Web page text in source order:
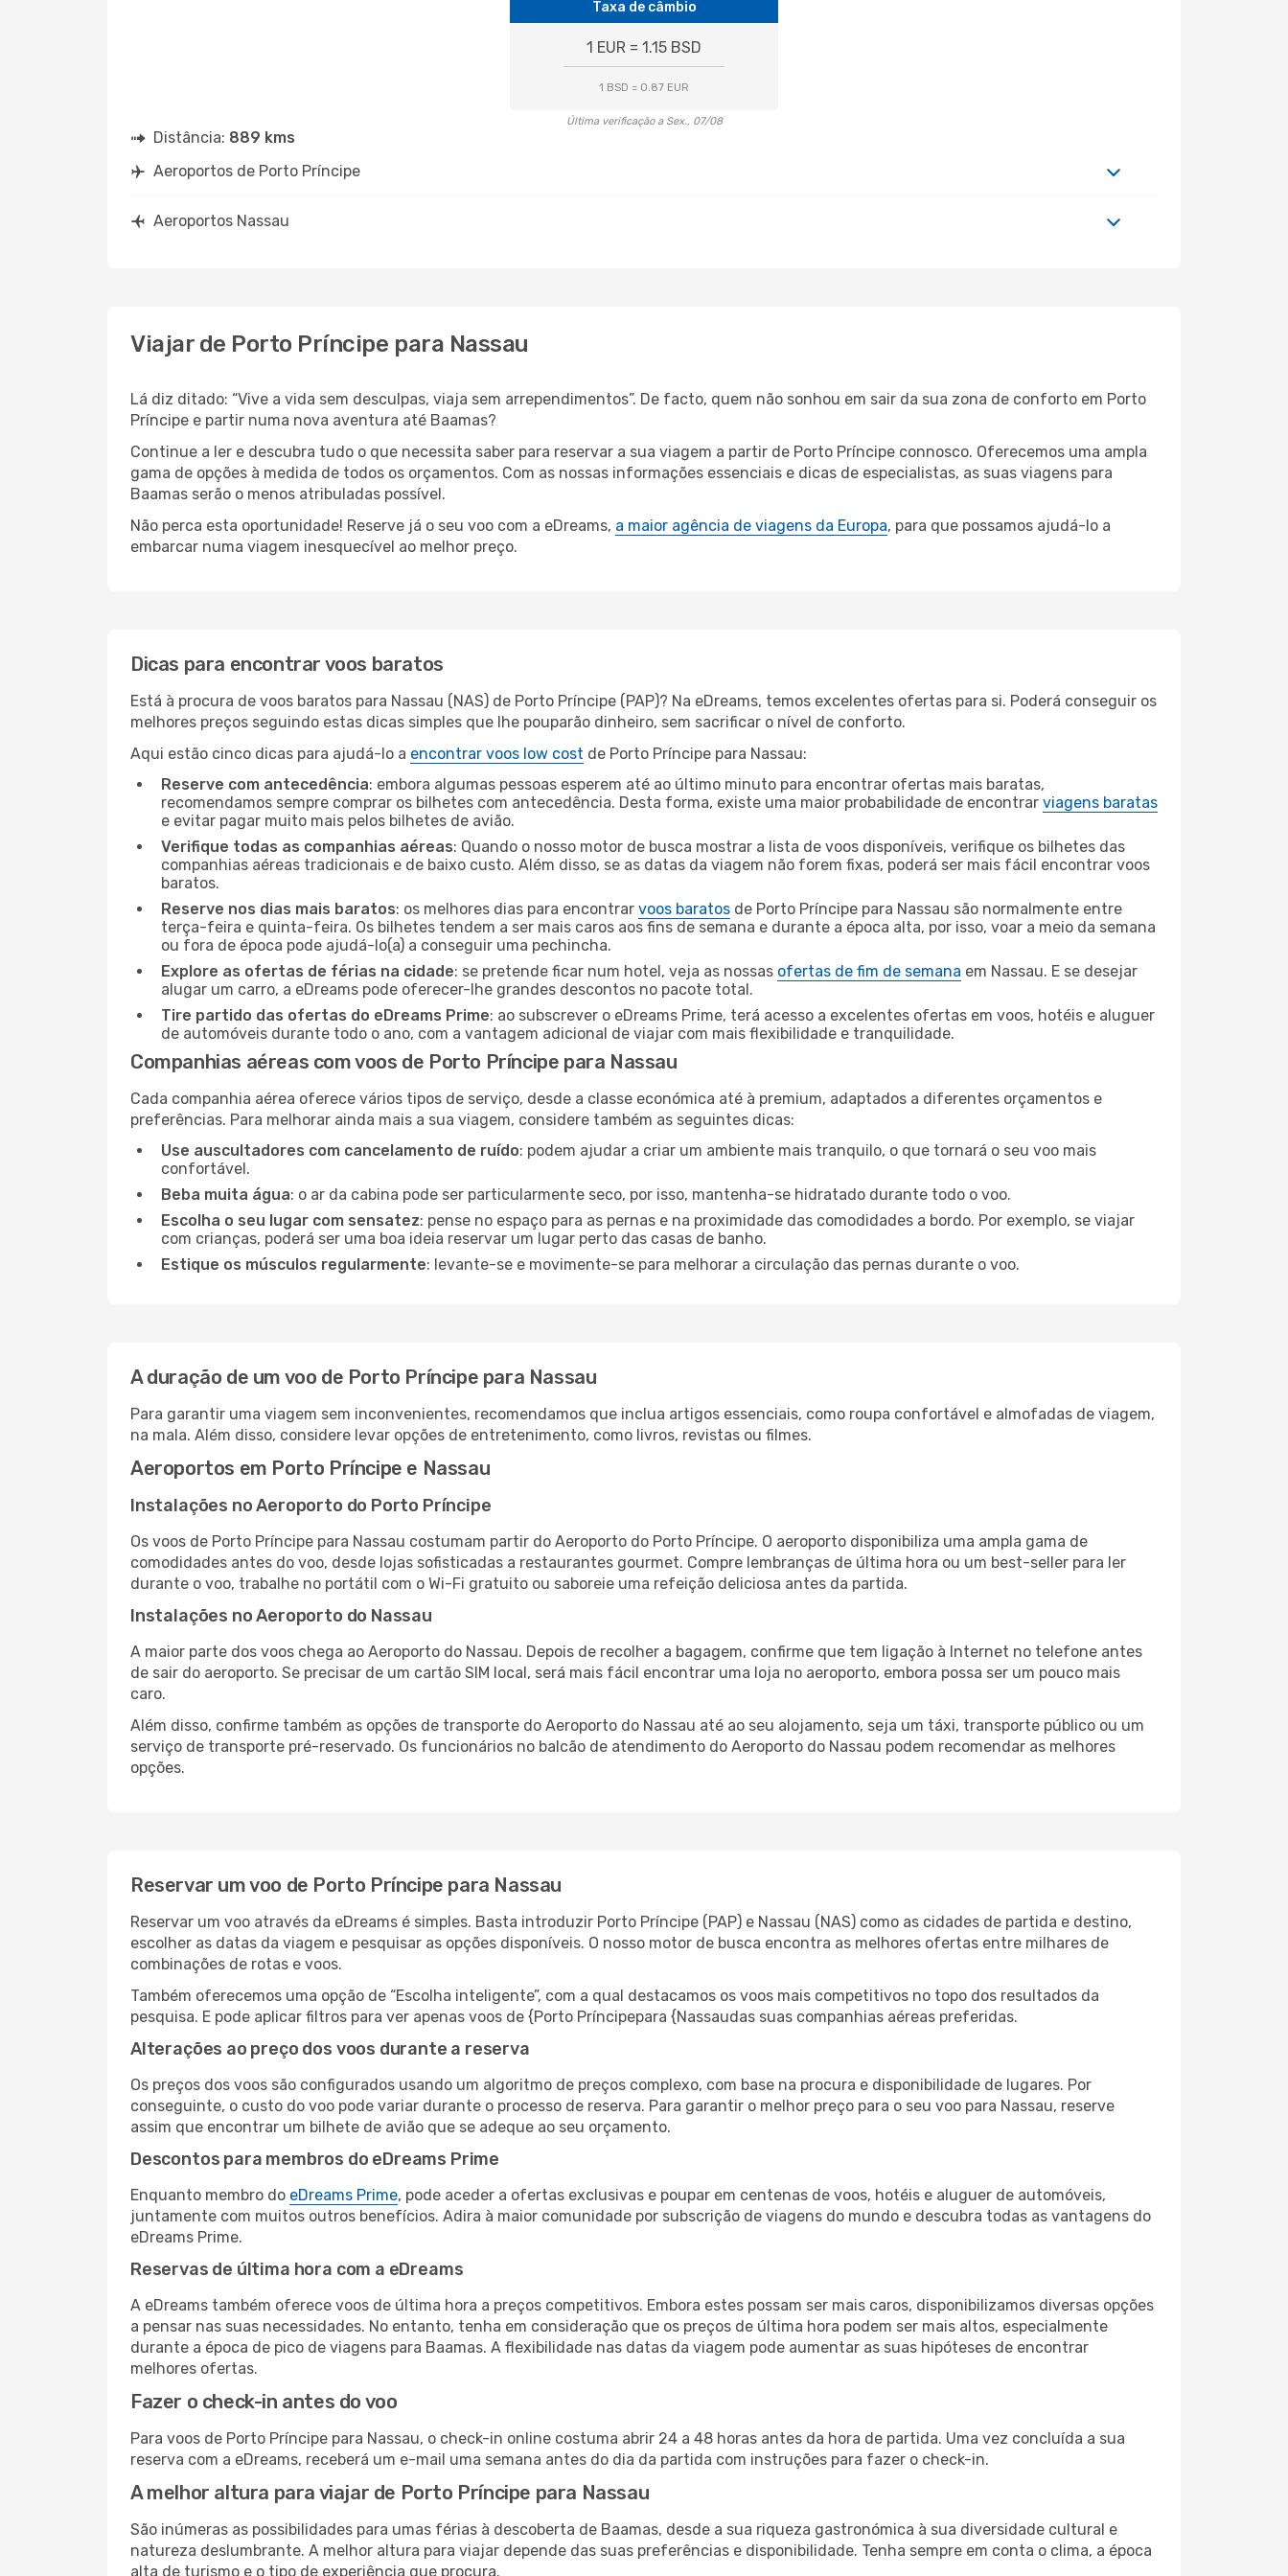
Taxa de câmbio
1 EUR = 1.15 BSD
1 BSD = 0.87 EUR
Última verificação a Sex., 07/08
Distância: 889 kms
Aeroportos de Porto Príncipe
Aeroportos Nassau
Viajar de Porto Príncipe para Nassau
Lá diz ditado: “Vive a vida sem desculpas, viaja sem arrependimentos”. De facto, quem não sonhou em sair da sua zona de conforto em Porto
Príncipe e partir numa nova aventura até Baamas?
Continue a ler e descubra tudo o que necessita saber para reservar a sua viagem a partir de Porto Príncipe connosco. Oferecemos uma ampla
gama de opções à medida de todos os orçamentos. Com as nossas informações essenciais e dicas de especialistas, as suas viagens para
Baamas serão o menos atribuladas possível.
Não perca esta oportunidade! Reserve já o seu voo com a eDreams, a maior agência de viagens da Europa, para que possamos ajudá-lo a
embarcar numa viagem inesquecível ao melhor preço.
Dicas para encontrar voos baratos
Está à procura de voos baratos para Nassau (NAS) de Porto Príncipe (PAP)? Na eDreams, temos excelentes ofertas para si. Poderá conseguir os
melhores preços seguindo estas dicas simples que lhe pouparão dinheiro, sem sacrificar o nível de conforto.
Aqui estão cinco dicas para ajudá-lo a encontrar voos low cost de Porto Príncipe para Nassau:
Reserve com antecedência: embora algumas pessoas esperem até ao último minuto para encontrar ofertas mais baratas,
recomendamos sempre comprar os bilhetes com antecedência. Desta forma, existe uma maior probabilidade de encontrar viagens baratas
e evitar pagar muito mais pelos bilhetes de avião.
Verifique todas as companhias aéreas: Quando o nosso motor de busca mostrar a lista de voos disponíveis, verifique os bilhetes das
companhias aéreas tradicionais e de baixo custo. Além disso, se as datas da viagem não forem fixas, poderá ser mais fácil encontrar voos
baratos.
Reserve nos dias mais baratos: os melhores dias para encontrar voos baratos de Porto Príncipe para Nassau são normalmente entre
terça-feira e quinta-feira. Os bilhetes tendem a ser mais caros aos fins de semana e durante a época alta, por isso, voar a meio da semana
ou fora de época pode ajudá-lo(a) a conseguir uma pechincha.
Explore as ofertas de férias na cidade: se pretende ficar num hotel, veja as nossas ofertas de fim de semana em Nassau. E se desejar
alugar um carro, a eDreams pode oferecer-lhe grandes descontos no pacote total.
Tire partido das ofertas do eDreams Prime: ao subscrever o eDreams Prime, terá acesso a excelentes ofertas em voos, hotéis e aluguer
de automóveis durante todo o ano, com a vantagem adicional de viajar com mais flexibilidade e tranquilidade.
Companhias aéreas com voos de Porto Príncipe para Nassau
Cada companhia aérea oferece vários tipos de serviço, desde a classe económica até à premium, adaptados a diferentes orçamentos e
preferências. Para melhorar ainda mais a sua viagem, considere também as seguintes dicas:
Use auscultadores com cancelamento de ruído: podem ajudar a criar um ambiente mais tranquilo, o que tornará o seu voo mais
confortável.
Beba muita água: o ar da cabina pode ser particularmente seco, por isso, mantenha-se hidratado durante todo o voo.
Escolha o seu lugar com sensatez: pense no espaço para as pernas e na proximidade das comodidades a bordo. Por exemplo, se viajar
com crianças, poderá ser uma boa ideia reservar um lugar perto das casas de banho.
Estique os músculos regularmente: levante-se e movimente-se para melhorar a circulação das pernas durante o voo.
A duração de um voo de Porto Príncipe para Nassau
Para garantir uma viagem sem inconvenientes, recomendamos que inclua artigos essenciais, como roupa confortável e almofadas de viagem,
na mala. Além disso, considere levar opções de entretenimento, como livros, revistas ou filmes.
Aeroportos em Porto Príncipe e Nassau
Instalações no Aeroporto do Porto Príncipe
Os voos de Porto Príncipe para Nassau costumam partir do Aeroporto do Porto Príncipe. O aeroporto disponibiliza uma ampla gama de
comodidades antes do voo, desde lojas sofisticadas a restaurantes gourmet. Compre lembranças de última hora ou um best-seller para ler
durante o voo, trabalhe no portátil com o Wi-Fi gratuito ou saboreie uma refeição deliciosa antes da partida.
Instalações no Aeroporto do Nassau
A maior parte dos voos chega ao Aeroporto do Nassau. Depois de recolher a bagagem, confirme que tem ligação à Internet no telefone antes
de sair do aeroporto. Se precisar de um cartão SIM local, será mais fácil encontrar uma loja no aeroporto, embora possa ser um pouco mais
caro.
Além disso, confirme também as opções de transporte do Aeroporto do Nassau até ao seu alojamento, seja um táxi, transporte público ou um
serviço de transporte pré-reservado. Os funcionários no balcão de atendimento do Aeroporto do Nassau podem recomendar as melhores
opções.
Reservar um voo de Porto Príncipe para Nassau
Reservar um voo através da eDreams é simples. Basta introduzir Porto Príncipe (PAP) e Nassau (NAS) como as cidades de partida e destino,
escolher as datas da viagem e pesquisar as opções disponíveis. O nosso motor de busca encontra as melhores ofertas entre milhares de
combinações de rotas e voos.
Também oferecemos uma opção de “Escolha inteligente”, com a qual destacamos os voos mais competitivos no topo dos resultados da
pesquisa. E pode aplicar filtros para ver apenas voos de {Porto Príncipepara {Nassaudas suas companhias aéreas preferidas.
Alterações ao preço dos voos durante a reserva
Os preços dos voos são configurados usando um algoritmo de preços complexo, com base na procura e disponibilidade de lugares. Por
conseguinte, o custo do voo pode variar durante o processo de reserva. Para garantir o melhor preço para o seu voo para Nassau, reserve
assim que encontrar um bilhete de avião que se adeque ao seu orçamento.
Descontos para membros do eDreams Prime
Enquanto membro do eDreams Prime, pode aceder a ofertas exclusivas e poupar em centenas de voos, hotéis e aluguer de automóveis,
juntamente com muitos outros benefícios. Adira à maior comunidade por subscrição de viagens do mundo e descubra todas as vantagens do
eDreams Prime.
Reservas de última hora com a eDreams
A eDreams também oferece voos de última hora a preços competitivos. Embora estes possam ser mais caros, disponibilizamos diversas opções
a pensar nas suas necessidades. No entanto, tenha em consideração que os preços de última hora podem ser mais altos, especialmente
durante a época de pico de viagens para Baamas. A flexibilidade nas datas da viagem pode aumentar as suas hipóteses de encontrar
melhores ofertas.
Fazer o check-in antes do voo
Para voos de Porto Príncipe para Nassau, o check-in online costuma abrir 24 a 48 horas antes da hora de partida. Uma vez concluída a sua
reserva com a eDreams, receberá um e-mail uma semana antes do dia da partida com instruções para fazer o check-in.
A melhor altura para viajar de Porto Príncipe para Nassau
São inúmeras as possibilidades para umas férias à descoberta de Baamas, desde a sua riqueza gastronómica à sua diversidade cultural e
natureza deslumbrante. A melhor altura para viajar depende das suas preferências e disponibilidade. Tenha sempre em conta o clima, a época
alta de turismo e o tipo de experiência que procura.